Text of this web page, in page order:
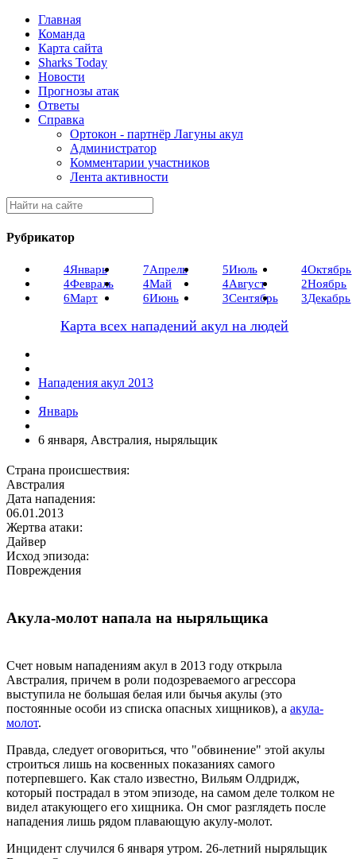
Главная
Команда
Карта сайта
Sharks Today
Новости
Прогнозы атак
Ответы
Справка
Ортокон - партнёр Лагуны акул
Администратор
Комментарии участников
Лента активности
Рубрикатор
4Январь
4Февраль
6Март
7Апрель
4Май
6Июнь
5Июль
4Август
3Сентябрь
4Октябрь
2Ноябрь
3Декабрь
Карта всех нападений акул на людей
Нападения акул 2013
Январь
6 января, Австралия, ныряльщик
Страна происшествия:
Австралия
Дата нападения:
06.01.2013
Жертва атаки:
Дайвер
Исход эпизода:
Повреждения
Акула-молот напала на ныряльщика
Счет новым нападениям акул в 2013 году открыла
Австралия, причем в роли подозреваемого агрессора
выступила не большая белая или бычья акулы (это
постоянные особи из списка опасных хищников), а акула-
молот.
Правда, следует оговориться, что "обвинение" этой акулы
строиться лишь на косвенных показаниях самого
потерпевшего. Как стало известно, Вильям Олдридж,
который пострадал в этом эпизоде, на самом деле толком не
видел атакующего его хищника. Он смог разглядеть после
нападения лишь рядом плавающую акулу-молот.
Инцидент случился 6 января утром. 26-летний ныряльщик